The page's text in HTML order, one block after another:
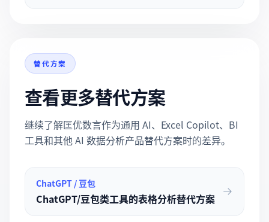
替代方案
查看更多替代方案
继续了解匡优数言作为通用 AI、Excel Copilot、BI
工具和其他 AI 数据分析产品替代方案时的差异。
ChatGPT / 豆包
ChatGPT/豆包类工具的表格分析替代方案